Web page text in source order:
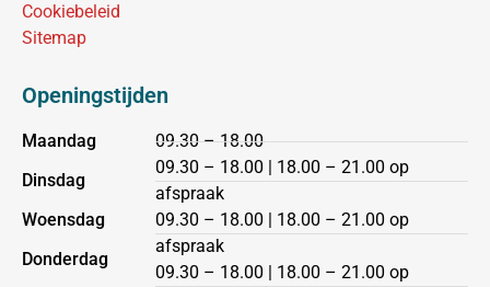
Cookiebeleid
Sitemap
Openingstijden
Maandag
Dinsdag
Woensdag
Donderdag
09.30 – 18.00
09.30 – 18.00 | 18.00 – 21.00 op
afspraak
09.30 – 18.00 | 18.00 – 21.00 op
afspraak
09.30 – 18.00 | 18.00 – 21.00 op